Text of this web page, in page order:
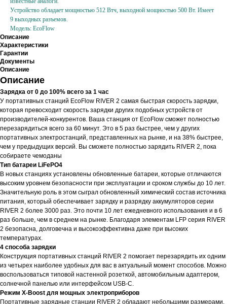
Устройство обладает мощностью 512 Втч, выходной мощностью 500 Вт. Имеет
9 выходных разъемов.
Модель: EcoFlow
Описание
Характеристики
Гарантии
Документы
Описание
Описание
Зарядка от 0 до 100% всего за 1 час
У портативных станций EcoFlow RIVER 2 самая быстрая скорость зарядки,
которая превосходит скорость зарядки других подобных устройств от
производителей-конкурентов. Ваша станция от EcoFlow сможет полностью
перезарядиться всего за 60 минут. Это в 5 раз быстрее, чем у других
портативных электростанций, представленных на рынке, и на 38% быстрее,
чем у предыдущих версий. Вы сможете полностью зарядить RIVER 2, пока
собираете чемоданы
Тип батареи LiFePO4
В новых станциях установлены обновленные батареи, которые отличаются
высоким уровнем безопасности при эксплуатации и сроком службы до 10 лет.
Значительную роль в этом сыграл обновленный химический состав источника
питания, который обеспечивает зарядку и разрядку аккумуляторов серии
RIVER 2 более 3000 раз. Это почти 10 лет ежедневного использования и в 6
раз больше, чем в среднем на рынке. Благодаря элементам LFP серия RIVER
2 безопасна, долговечна и высокоэффективна даже при высоких
температурах.
4 способа зарядки
Конструкция портативных станций RIVER 2 помогает перезарядить их одним
из четырех наиболее удобных для вас в актуальный момент способов. Можно
воспользоваться типовой настенной розеткой, автомобильным адаптером,
солнечной панелью или интерфейсом USB-C.
Режим X-Boost для мощных электроприборов
Портативные зарядные станции RIVER 2 обладают небольшими размерами,